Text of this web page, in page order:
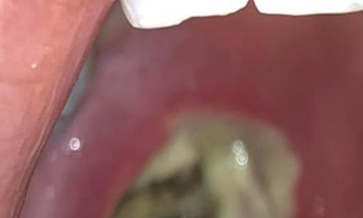
ಪೇಸ್ಟ್ ಮಾಡಿ ಹಲ್ಲು
ಸ್ವಚ್ಛ ನೀರಿನಿಂದ ಬಾಯಿ